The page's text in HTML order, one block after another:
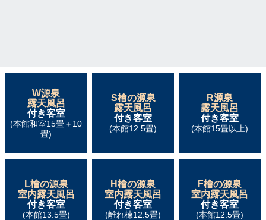
W源泉
露天風呂
付き客室
(本館和室15畳＋10
畳)
S檜の源泉
露天風呂
付き客室
(本館12.5畳)
R源泉
露天風呂
付き客室
(本館15畳以上)
L檜の源泉
室内露天風呂
付き客室
(本館13.5畳)
H檜の源泉
室内露天風呂
付き客室
(離れ棟12.5畳)
F檜の源泉
室内露天風呂
付き客室
(本館12.5畳)